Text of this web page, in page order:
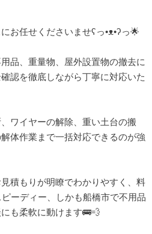
お任せくださいませʕ⁠っ⁠•⁠ᴥ⁠•⁠ʔ⁠っ🌟
品、重量物、屋外設置物の撤去に
認を徹底しながら丁寧に対応いた
ワイヤーの解除、重い土台の搬
体作業まで一括対応できるのが強
積もりが明瞭でわかりやすく、料
ーディー、しかも船橋市で不用品
も柔軟に動けます🚌💨